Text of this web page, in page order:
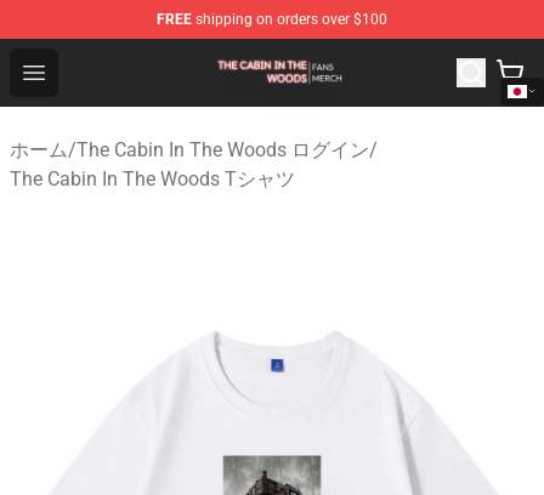
FREE shipping on orders over $100
Open menu
The Cabin In The Woods Shop - Official The Cabin In
ホーム/The Cabin In The Woods ログイン/
The Cabin In The Woods Tシャツ